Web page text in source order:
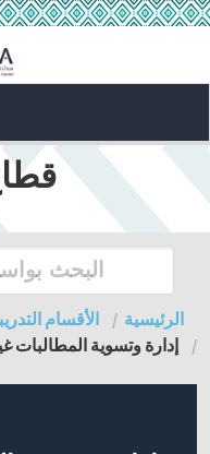
الرئيسية الأقسام
إدارة وتسوية المطالبات